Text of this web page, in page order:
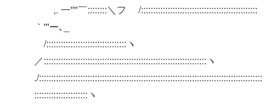
,. 一''''￣::::::::＼フ /::::::::::::::::::::::::::::::::::::::::::::::::
｀'''ー､_
/:::::::::::::::::::::::::::::::::ヽ
／:::::::::::::::::::::::::::::::::::::::::::::::::::::::::::::::::::ヽ
./::::::::::::::::::::::::::::::::::::::::::::::::::::::::::::::::::::::::::::::::::::::::::::
::::::::::::::::::::::ヽ